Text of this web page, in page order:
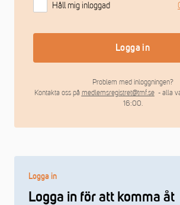
Logga in
Logga in för att komma åt
Håll mig inloggad
Logga in
Problem med inloggningen?
Kontakta oss på medlemsregistret@tmf.se- alla
16:00.